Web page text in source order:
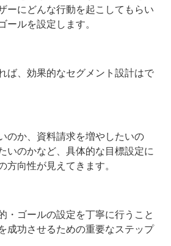
ーにどんな行動を起こしてもらい
ールを設定します。
ば、効果的なセグメント設計はで
のか、資料請求を増やしたいの
いのかなど、具体的な目標設定に
方向性が見えてきます。
・ゴールの設定を丁寧に行うこと
成功させるための重要なステップ